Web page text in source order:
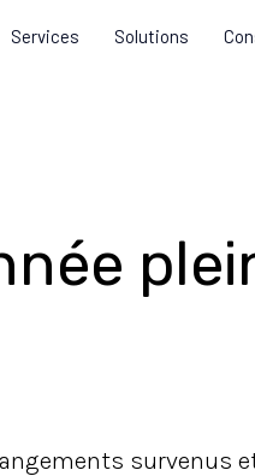
Services Solutions
survenus